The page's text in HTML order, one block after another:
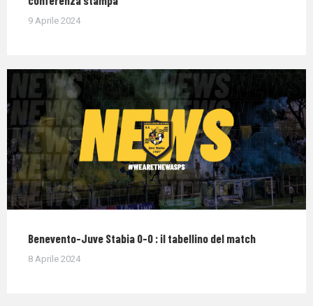
9 Aprile 2024
Benevento-Juve Stabia 0-0 : il tabellino del match
8 Aprile 2024